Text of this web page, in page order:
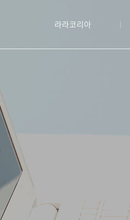
라라코리아